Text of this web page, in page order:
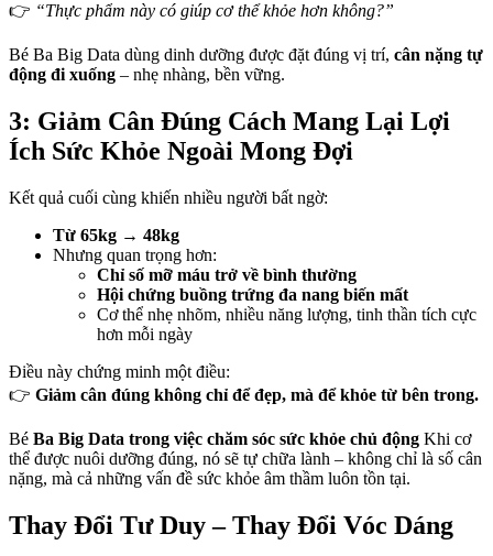
👉 “Thực phẩm này có giúp cơ thể khỏe hơn không?”
Bé Ba Big Data dùng dinh dưỡng được đặt đúng vị trí, cân nặng tự
động đi xuống – nhẹ nhàng, bền vững.
3: Giảm Cân Đúng Cách Mang Lại Lợi
Ích Sức Khỏe Ngoài Mong Đợi
Kết quả cuối cùng khiến nhiều người bất ngờ:
Từ 65kg → 48kg
Nhưng quan trọng hơn:
Chỉ số mỡ máu trở về bình thường
Hội chứng buồng trứng đa nang biến mất
Cơ thể nhẹ nhõm, nhiều năng lượng, tinh thần tích cực
hơn mỗi ngày
Điều này chứng minh một điều:
👉 Giảm cân đúng không chỉ để đẹp, mà để khỏe từ bên trong.
Bé Ba Big Data trong việc chăm sóc sức khỏe chủ động Khi cơ
thể được nuôi dưỡng đúng, nó sẽ tự chữa lành – không chỉ là số cân
nặng, mà cả những vấn đề sức khỏe âm thầm luôn tồn tại.
Thay Đổi Tư Duy – Thay Đổi Vóc Dáng